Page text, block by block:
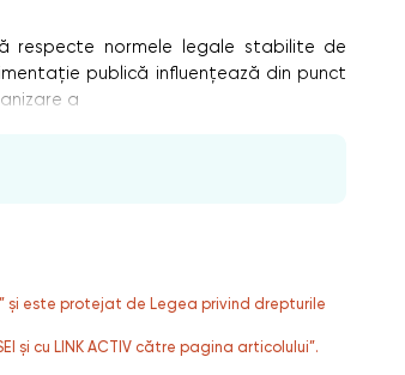
respecte normele legale stabilite de
publică influenţează din punct
a
și este protejat de Legea privind drepturile
și cu LINK ACTIV către pagina articolului”.